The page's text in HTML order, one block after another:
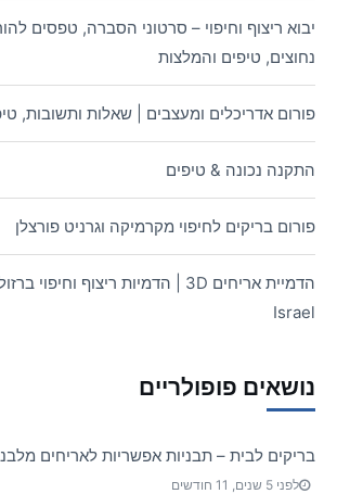
יבוא ריצוף וחיפוי – סרטוני הסברה, טפסים
נחוצים, טיפים והמלצות
פורום אדריכלים ומעצבים | שאלות ותשובות,
התקנה נכונה & טיפים
פורום בריקים לחיפוי מקרמיקה וגרניט פורצלן
Israel
נושאים פופולריים
בריקים לבית – תבניות אפשריות לאריחים
לפני 5 שנים, 11 חודשים